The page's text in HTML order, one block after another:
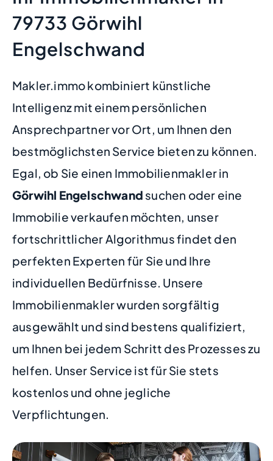
79733 Görwihl
Engelschwand
Makler.immo kombiniert künstliche
Intelligenz mit einem persönlichen
Ansprechpartner vor Ort, um Ihnen den
bestmöglichsten Service bieten zu können.
Egal, ob Sie einen Immobilienmakler in
Görwihl Engelschwand suchen oder eine
Immobilie verkaufen möchten, unser
fortschrittlicher Algorithmus findet den
perfekten Experten für Sie und Ihre
individuellen Bedürfnisse. Unsere
Immobilienmakler wurden sorgfältig
ausgewählt und sind bestens qualifiziert,
um Ihnen bei jedem Schritt des Prozesses zu
helfen. Unser Service ist für Sie stets
kostenlos und ohne jegliche
Verpflichtungen.